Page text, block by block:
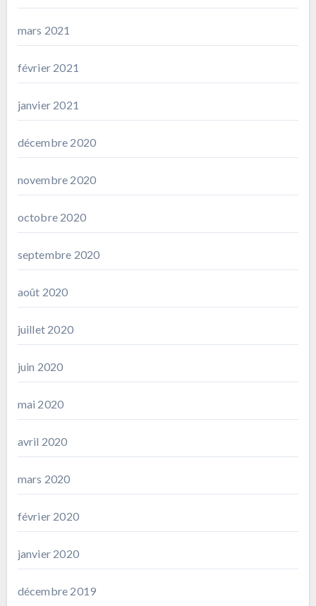
mars 2021
février 2021
janvier 2021
décembre 2020
novembre 2020
octobre 2020
septembre 2020
août 2020
juillet 2020
juin 2020
mai 2020
avril 2020
mars 2020
février 2020
janvier 2020
décembre 2019